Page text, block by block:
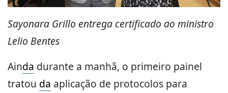
Sayonara Grillo entrega certificado ao ministro
Lelio Bentes
Ainda durante a manhã, o primeiro painel
tratou da aplicação de protocolos para